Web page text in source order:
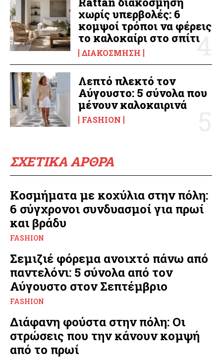
χωρίς υπερβολές: 6
κομψοί τρόποι να φέρεις
το καλοκαίρι στο σπίτι
ΔΙΑΚΌΣΜΗΣΗ
Λεπτό πλεκτό τον
Αύγουστο: 5 σύνολα που
μένουν καλοκαιρινά
FASHION
ΣΧΕΤΙΚΑ ΑΡΘΡΑ
Κοσμήματα με κοχύλια στην πόλη:
6 σύγχρονοι συνδυασμοί για πρωί
και βράδυ
FASHION
Σεμιζιέ φόρεμα ανοιχτό πάνω από
παντελόνι: 5 σύνολα από τον
Αύγουστο στον Σεπτέμβριο
FASHION
Διάφανη φούστα στην πόλη: Οι
στρώσεις που την κάνουν κομψή
από το πρωί